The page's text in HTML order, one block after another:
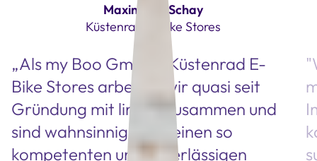
Maximilian Schay
Küstenrad E-Bike Stores
„Als my Boo GmbH / Küstenrad E-
Bike Stores arbeiten wir quasi seit
Gründung mit linexo zusammen und
sind wahnsinnig froh, einen so
kompetenten und zuverlässigen